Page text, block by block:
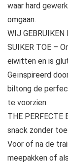
waar hard
omgaan.
WIJ GEBRUIKEN
SUIKER TOE –
eiwitten en is
Geïnspireerd
biltong de
te voorzien.
THE PERFECTE
snack zonder
Voor of na de
meepakken of